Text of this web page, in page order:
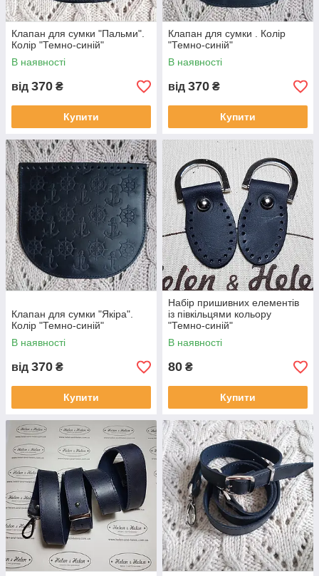
Клапан для сумки "Пальми".
Колір "Темно-синій"
В наявності
від 370 ₴
Купити
Клапан для сумки . Колір
"Темно-синій"
В наявності
від 370 ₴
Купити
Клапан для сумки "Якіра".
Колір "Темно-синій"
В наявності
від 370 ₴
Купити
Набір пришивних елементів
із півкільцями кольору
"Темно-синій"
В наявності
80 ₴
Купити